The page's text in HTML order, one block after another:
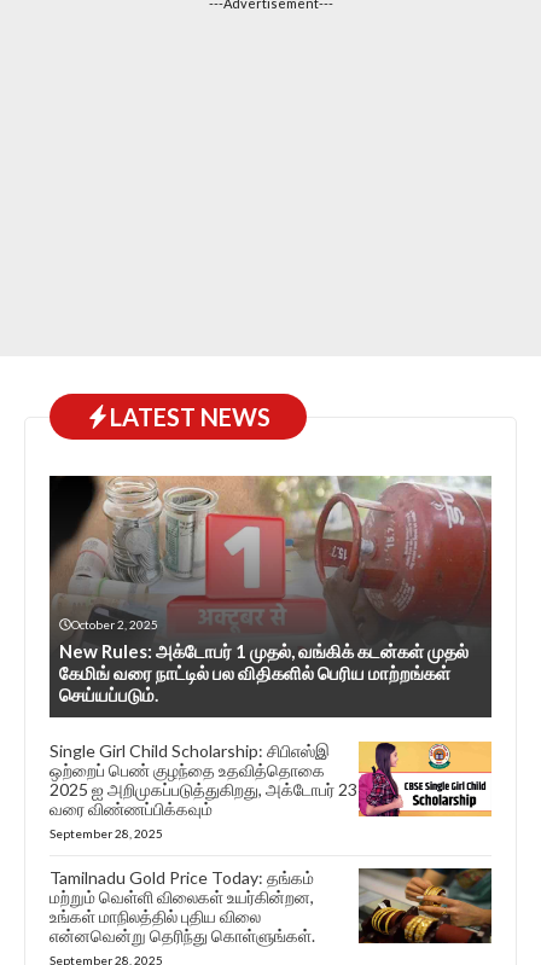
LATEST NEWS
October 2, 2025
New Rules: அக்டோபர் 1 முதல், வங்கிக் கடன்கள் முதல்
கேமிங் வரை நாட்டில் பல விதிகளில் பெரிய மாற்றங்கள்
செய்யப்படும்.
Single Girl Child Scholarship: சிபிஎஸ்இ
ஒற்றைப் பெண் குழந்தை உதவித்தொகை
2025 ஐ அறிமுகப்படுத்துகிறது, அக்டோபர் 23
வரை விண்ணப்பிக்கவும்
September 28, 2025
Tamilnadu Gold Price Today: தங்கம்
மற்றும் வெள்ளி விலைகள் உயர்கின்றன,
உங்கள் மாநிலத்தில் புதிய விலை
என்னவென்று தெரிந்து கொள்ளுங்கள்.
September 28, 2025